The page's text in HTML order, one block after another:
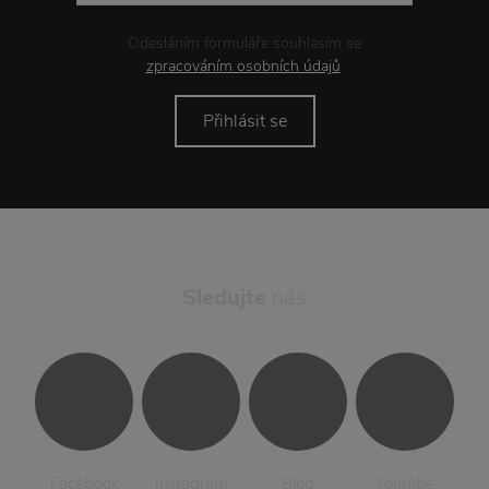
Odesláním formuláře souhlasím se
zpracováním osobních údajů.
Přihlásit se